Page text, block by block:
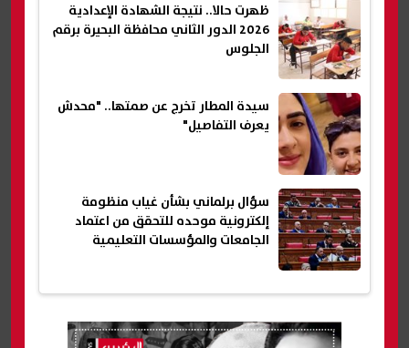
ظهرت حالا.. نتيجة الشهادة الإعدادية
2026 الدور الثاني محافظة البحيرة برقم
الجلوس
سيدة المطار تخرج عن صمتها.. "محدش
يعرف التفاصيل"
سؤال برلماني بشأن غياب منظومة
إلكترونية موحده للتحقق من اعتماد
الجامعات والمؤسسات التعليمية